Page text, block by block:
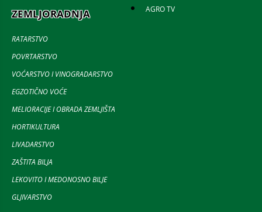
ZEMLJORADNJA
RATARSTVO
POVRTARSTVO
VOĆARSTVO I VINOGRADARSTVO
EGZOTIČNO VOĆE
MELIORACIJE I OBRADA ZEMLJIŠTA
HORTIKULTURA
LIVADARSTVO
ZAŠTITA BILJA
LEKOVITO I MEDONOSNO BILJE
GLJIVARSTVO
AGRO TV